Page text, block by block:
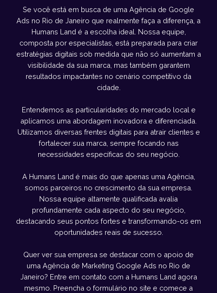
Se você está em busca de uma Agência de Google
Ads no Rio de Janeiro que realmente faça a diferença, a
Humans Land é a escolha ideal. Nossa equipe,
composta por especialistas, está preparada para criar
estratégias digitais sob medida que não só aumentam a
visibilidade da sua marca, mas também garantem
resultados impactantes no cenário competitivo da
cidade.
Entendemos as particularidades do mercado local e
aplicamos uma abordagem inovadora e diferenciada.
Utilizamos diversas frentes digitais para atrair clientes e
fortalecer sua marca, sempre focando nas
necessidades específicas do seu negócio.
A Humans Land é mais do que apenas uma Agência,
somos parceiros no crescimento da sua empresa.
Nossa equipe altamente qualificada avalia
profundamente cada aspecto do seu negócio,
destacando seus pontos fortes e transformando-os em
oportunidades reais de sucesso.
Quer ver sua empresa se destacar com o apoio de
uma Agência de Marketing Google Ads no Rio de
Janeiro? Entre em contato com a Humans Land agora
mesmo. Preencha o formulário no site e comece a